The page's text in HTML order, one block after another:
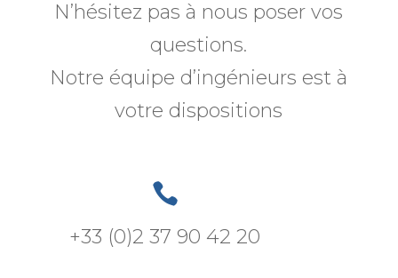
N’hésitez pas à nous poser vos
questions.
Notre équipe d’ingénieurs est à
votre dispositions

+33 (0)2 37 90 42 20